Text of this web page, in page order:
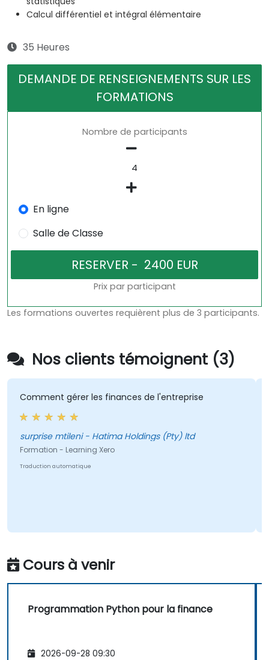
Calcul différentiel et intégral élémentaire
35 Heures
DEMANDE DE RENSEIGNEMENTS SUR LES
FORMATIONS
Nombre de participants
En ligne
Salle de Classe
Prix par participant
Les formations ouvertes requièrent plus de 3 participants.
Nos clients témoignent (3)
Comment gérer les finances de l'entreprise
surprise mtileni - Hatima Holdings (Pty) ltd
Formation - Learning Xero
Traduction automatique
Cours à venir
Programmation Python pour la finance
2026-09-28 09:30